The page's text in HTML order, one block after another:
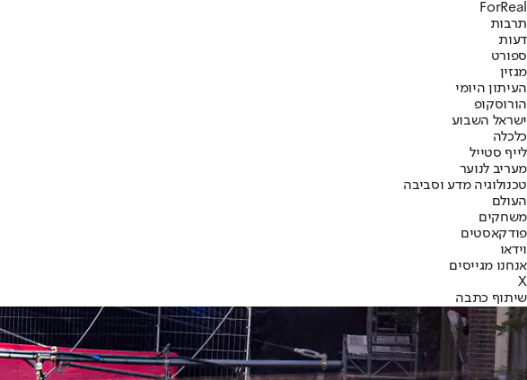
ForReal
תרבות
דעות
ספורט
מגזין
העיתון היומי
הורוסקופ
ישראל השבוע
כלכלה
לייף סטייל
מעריב לנוער
טכנולוגיה מדע וסביבה
העולם
משחקים
פודקאסטים
וידאו
אנחנו מגייסים
X
שיתוף כתבה